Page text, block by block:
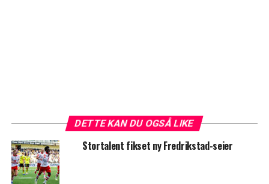
DETTE KAN DU OGSÅ LIKE
Stortalent fikset ny Fredrikstad-seier